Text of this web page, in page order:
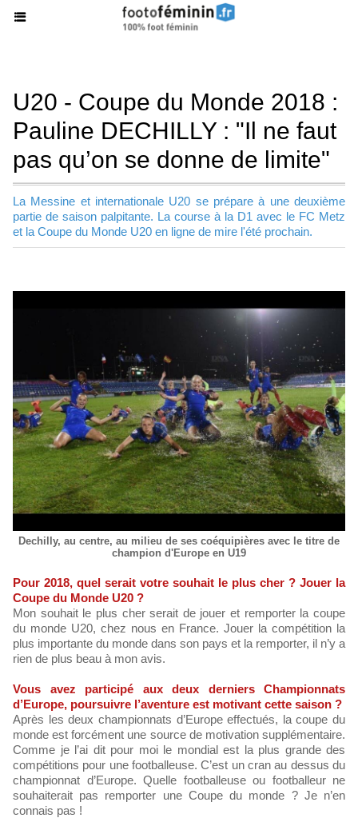
U20 - Coupe du Monde 2018 :
Pauline DECHILLY : "Il ne faut
pas qu’on se donne de limite"
La Messine et internationale U20 se prépare à une deuxième
partie de saison palpitante. La course à la D1 avec le FC Metz
et la Coupe du Monde U20 en ligne de mire l'été prochain.
Dechilly, au centre, au milieu de ses coéquipières avec le titre de
champion d'Europe en U19
Pour 2018, quel serait votre souhait le plus cher ? Jouer la
Coupe du Monde U20 ?
Mon souhait le plus cher serait de jouer et remporter la coupe
du monde U20, chez nous en France. Jouer la compétition la
plus importante du monde dans son pays et la remporter, il n’y a
rien de plus beau à mon avis.
Vous avez participé aux deux derniers Championnats
d’Europe, poursuivre l’aventure est motivant cette saison ?
Après les deux championnats d’Europe effectués, la coupe du
monde est forcément une source de motivation supplémentaire.
Comme je l’ai dit pour moi le mondial est la plus grande des
compétitions pour une footballeuse. C’est un cran au dessus du
championnat d’Europe. Quelle footballeuse ou footballeur ne
souhaiterait pas remporter une Coupe du monde ? Je n’en
connais pas !